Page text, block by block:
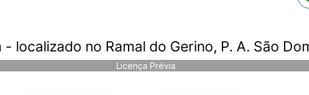
localizado no Ramal do Gerino, P. A. São
Licença Prévia